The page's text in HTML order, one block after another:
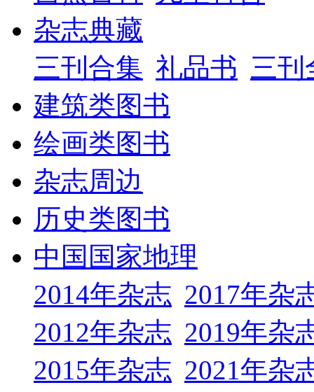
杂志典藏
三刊合集 礼品书 三刊
建筑类图书
绘画类图书
杂志周边
历史类图书
中国国家地理
2014年杂志 2017年杂
2012年杂志 2019年杂
2015年杂志 2021年杂